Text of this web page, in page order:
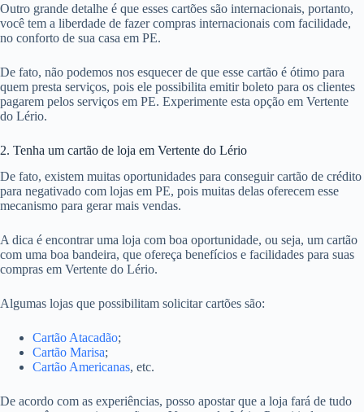
Outro grande detalhe é que esses cartões são internacionais, portanto,
você tem a liberdade de fazer compras internacionais com facilidade,
no conforto de sua casa em PE.
De fato, não podemos nos esquecer de que esse cartão é ótimo para
quem presta serviços, pois ele possibilita emitir boleto para os clientes
pagarem pelos serviços em PE. Experimente esta opção em Vertente
do Lério.
2. Tenha um cartão de loja em Vertente do Lério
De fato, existem muitas oportunidades para conseguir cartão de crédito
para negativado com lojas em PE, pois muitas delas oferecem esse
mecanismo para gerar mais vendas.
A dica é encontrar uma loja com boa oportunidade, ou seja, um cartão
com uma boa bandeira, que ofereça benefícios e facilidades para suas
compras em Vertente do Lério.
Algumas lojas que possibilitam solicitar cartões são:
Cartão Atacadão;
Cartão Marisa;
Cartão Americanas, etc.
De acordo com as experiências, posso apostar que a loja fará de tudo